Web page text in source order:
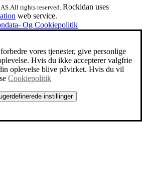
rights reserved. Rockidan uses
web service.
Og Cookiepolitik
vores tjenester, give personlige
Hvis du ikke accepterer valgfrie
oplevelse blive påvirket. Hvis du vil
Cookiepolitik
instillinger